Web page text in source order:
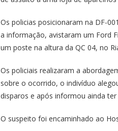
Os policias posicionaram na DF-
a informação, avistaram um Ford
um poste na altura da QC 04, no
Os policiais realizaram a
sobre o ocorrido, o indivíduo
disparos e após informou ainda
O suspeito foi encaminhado ao